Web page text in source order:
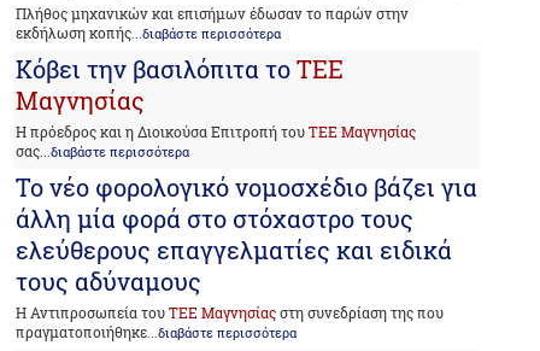
Πλήθος μηχανικών και επισήμων έδωσαν το παρών στην
εκδήλωση κοπής ...διαβάστε περισσότερα
Κόβει την βασιλόπιτα τοΤΕΕ
Μαγνησίας
Η πρόεδρος και η Διοικούσα Επιτροπή τουΤΕΕ Μαγνησίας
σας...διαβάστε περισσότερα
Το νέο φορολογικό νομοσχέδιο βάζει για
άλλη μία φορά στο στόχαστρο τους
ελεύθερους επαγγελματίες και ειδικά
τους αδύναμους
Η Αντιπροσωπεία τουΤΕΕ Μαγνησίαςστη συνεδρίαση της που
πραγματοποιήθηκε...διαβάστε περισσότερα